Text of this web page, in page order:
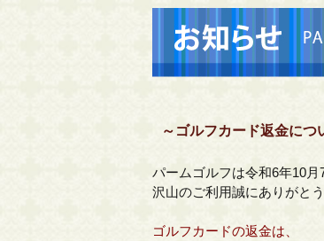
～ゴルフカード返金につ
パームゴルフは令和6年10月
沢山のご利用誠にありがと
ゴルフカードの返金は、